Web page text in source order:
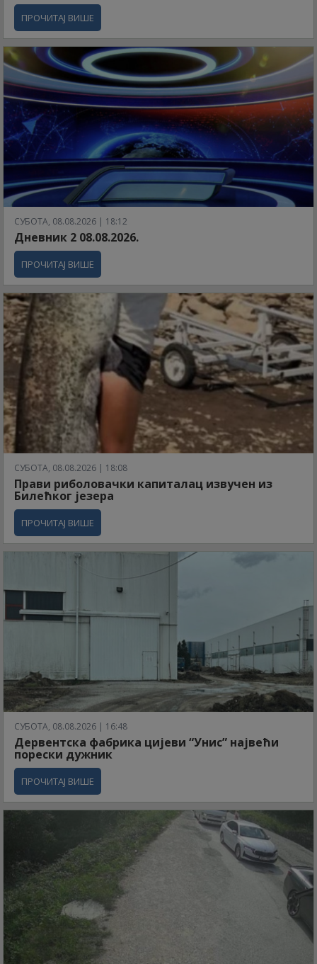
ПРОЧИТАЈ ВИШЕ
СУБОТА, 08.08.2026 | 18:12
Дневник 2 08.08.2026.
ПРОЧИТАЈ ВИШЕ
СУБОТА, 08.08.2026 | 18:08
Прави риболовачки капиталац извучен из
Билећког језера
ПРОЧИТАЈ ВИШЕ
СУБОТА, 08.08.2026 | 16:48
Дервентска фабрика цијеви “Унис” највећи
порески дужник
ПРОЧИТАЈ ВИШЕ